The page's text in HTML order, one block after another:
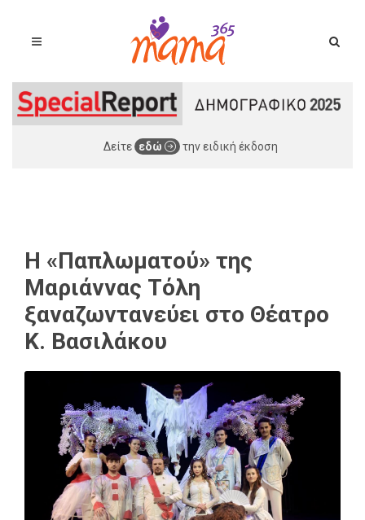
Δείτε εδώ την ειδική έκδοση
Η «Παπλωματού» της
Μαριάννας Τόλη
ξαναζωντανεύει στο Θέατρο
Κ. Βασιλάκου